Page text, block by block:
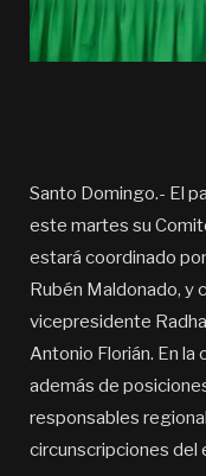
Santo Domingo.- El
este martes su
estará coordinado
Rubén Maldonado, y
vicepresidente
Antonio Florián. En
además de
responsables
circunscripciones del